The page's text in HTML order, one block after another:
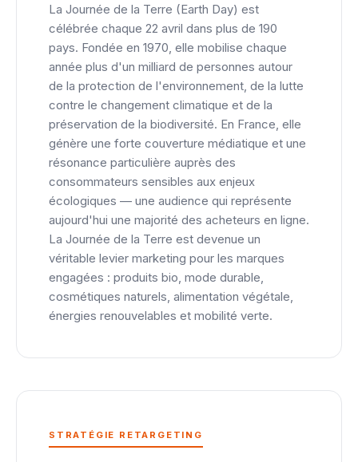
La Journée de la Terre (Earth Day) est
célébrée chaque 22 avril dans plus de 190
pays. Fondée en 1970, elle mobilise chaque
année plus d'un milliard de personnes autour
de la protection de l'environnement, de la lutte
contre le changement climatique et de la
préservation de la biodiversité. En France, elle
génère une forte couverture médiatique et une
résonance particulière auprès des
consommateurs sensibles aux enjeux
écologiques — une audience qui représente
aujourd'hui une majorité des acheteurs en ligne.
La Journée de la Terre est devenue un
véritable levier marketing pour les marques
engagées : produits bio, mode durable,
cosmétiques naturels, alimentation végétale,
énergies renouvelables et mobilité verte.
STRATÉGIE RETARGETING